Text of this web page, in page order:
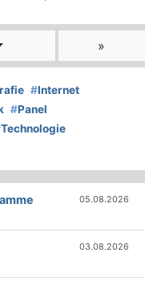
»
#Internet
#Panel
Technologie
05.08.2026
03.08.2026